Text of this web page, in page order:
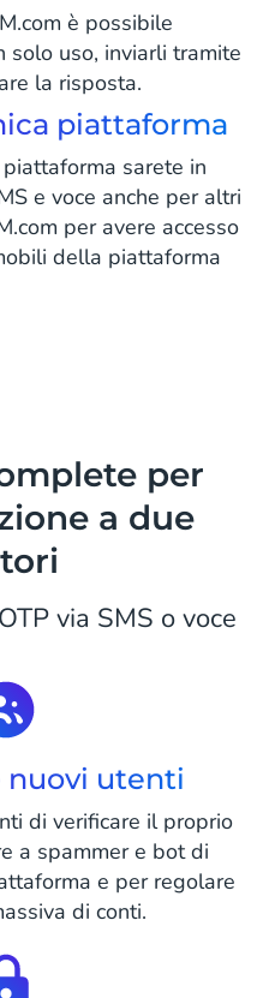
è possibile
solo uso, inviarli tramite
la risposta.
piattaforma
sarete in
e voce anche per altri
per avere accesso
della piattaforma
per
a due
via SMS o voce
utenti
di verificare il proprio
a spammer e bot di
e per regolare
di conti.